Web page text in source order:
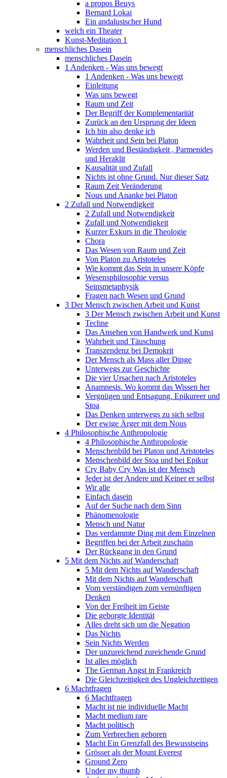
a propos Beuys
Bernard Lokai
Ein andalusischer Hund
welch ein Theater
Kunst-Meditation 1
menschliches Dasein
menschliches Dasein
1 Andenken - Was uns bewegt
1 Andenken - Was uns bewegt
Einleitung
Was uns bewegt
Raum und Zeit
Der Begriff der Komplementarität
Zurück an den Ursprung der Ideen
Ich bin also denke ich
Wahrheit und Sein bei Platon
Werden und Beständigkeit , Parmenides
und Heraklit
Kausalität und Zufall
Nichts ist ohne Grund. Nur dieser Satz
Raum Zeit Veränderung
Nous und Ananke bei Platon
2 Zufall und Notwendigkeit
2 Zufall und Notwendigkeit
Zufall und Notwendigkeit
Kurzer Exkurs in die Theologie
Chora
Das Wesen von Raum und Zeit
Von Platon zu Aristoteles
Wie kommt das Sein in unsere Köpfe
Wesensphilosophie versus
Seinsmetaphysik
Fragen nach Wesen und Grund
3 Der Mensch zwischen Arbeit und Kunst
3 Der Mensch zwischen Arbeit und Kunst
Techne
Das Ansehen von Handwerk und Kunst
Wahrheit und Täuschung
Transzendenz bei Demokrit
Der Mensch als Mass aller Dinge
Unterwegs zur Geschichte
Die vier Ursachen nach Aristoteles
Anamnesis. Wo kommt das Wissen her
Vergnügen und Entsagung. Epikureer und
Stoa
Das Denken unterwegs zu sich selbst
Der ewige Ärger mit dem Nous
4 Philosophische Anthropologie
4 Philosophische Anthropologie
Menschenbild bei Platon und Aristoteles
Menschenbild der Stoa und bei Epikur
Cry Baby Cry Was ist der Mensch
Jeder ist der Andere und Keiner er selbst
Wir alle
Einfach dasein
Auf der Suche nach dem Sinn
Phänomenologie
Mensch und Natur
Das verdammte Ding mit dem Einzelnen
Begriffen bei der Arbeit zuschaün
Der Rückgang in den Grund
5 Mit dem Nichts auf Wanderschaft
5 Mit dem Nichts auf Wanderschaft
Mit dem Nichts auf Wanderschaft
Vom verständigen zum vernünftigen
Denken
Von der Freiheit im Geiste
Die geborgte Identität
Alles dreht sich um die Negation
Das Nichts
Sein Nichts Werden
Der unzureichend zureichende Grund
Ist alles möglich
The German Angst in Frankreich
Die Gleichzeitigkeit des Ungleichzeitigen
6 Machtfragen
6 Machtfragen
Macht ist nie individuelle Macht
Macht medium rare
Macht politisch
Zum Verbrechen geboren
Macht Ein Grenzfall des Bewusstseins
Grösser als der Mount Everest
Ground Zero
Under my thumb